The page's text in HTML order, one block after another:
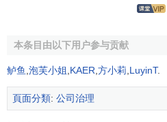
本条目由以下用户参与贡献
鲈鱼 泡芙小姐 KAER 方小莉 LuyinT.
頁面分類: 公司治理